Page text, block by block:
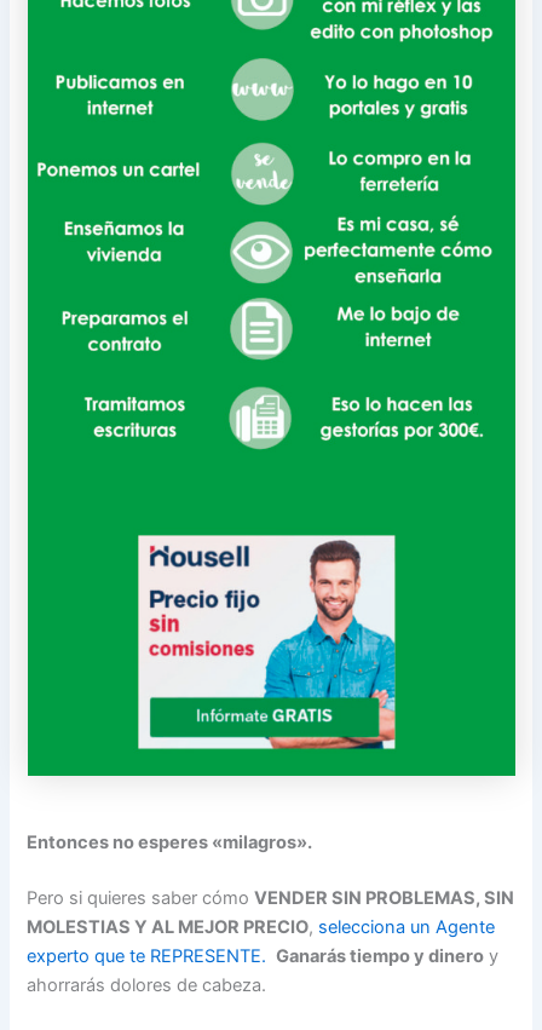
Entonces no esperes «milagros».
Pero si quieres saber cómoVENDER SIN PROBLEMAS, SIN
MOLESTIAS Y AL MEJOR PRECIO, selecciona un Agente
experto que te REPRESENTE. Ganarás tiempo y dinero y
ahorrarás dolores de cabeza.